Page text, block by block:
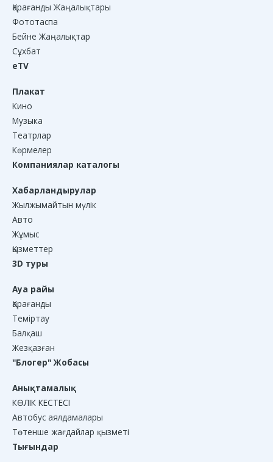
Қарағанды Жаңалықтары
Фототаспа
Бейне Жаңалықтар
Сұхбат
eTV
Плакат
Кино
Музыка
Театрлар
Көрмелер
Компаниялар каталогы
Хабарландырулар
Жылжымайтын мүлік
Авто
Жұмыс
Қызметтер
3D туры
Ауа райы
Қарағанды
Теміртау
Балқаш
Жезқазған
"Блогер" Жобасы
Анықтамалық
КӨЛІК КЕСТЕСІ
Автобус аялдамалары
Төтенше жағдайлар қызметі
Тығындар